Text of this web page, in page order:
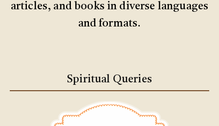
articles, and books in diverse languages
and formats.
Spiritual Queries